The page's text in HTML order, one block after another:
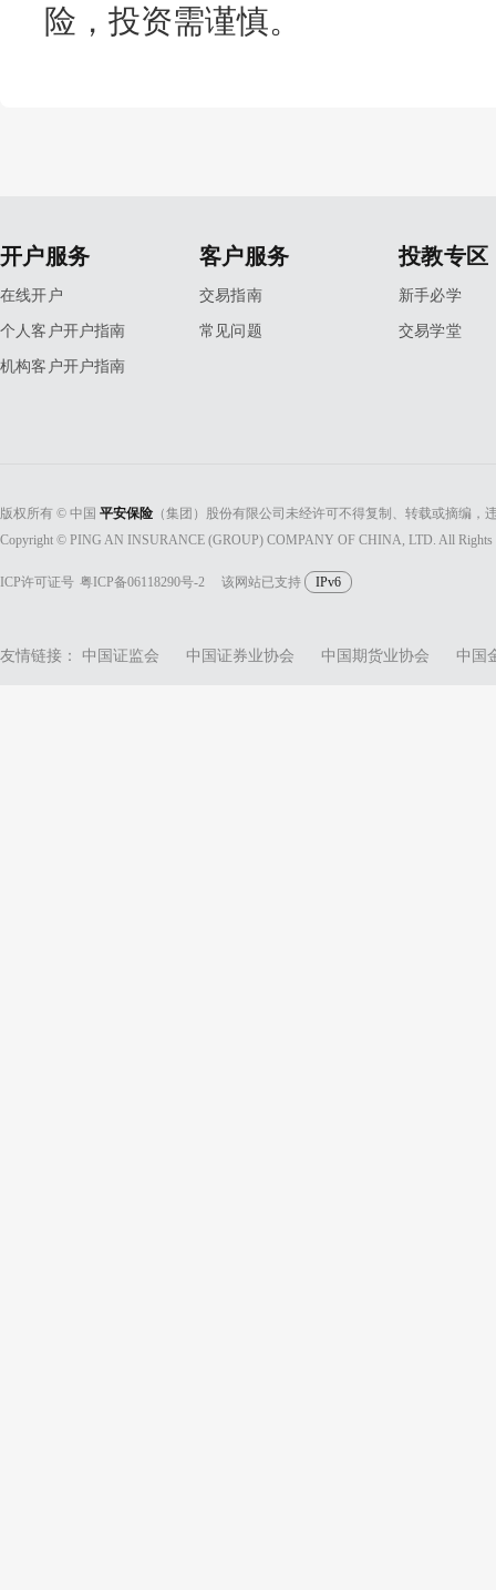
险，投资需谨慎。
开户服务
在线开户
个人客户开户指南
机构客户开户指南
客户服务
交易指南
常见问题
投教专区
新手必学
交易学堂
版权所有 © 中国 平安保险 （集团）股份有限公司未经许可不得复制、转载或摘编，
Copyright © PING AN INSURANCE (GROUP) COMPANY OF CHINA, LTD. All Rights
ICP许可证号 粤ICP备06118290号-2 该网站已支持 IPv6
友情链接： 中国证监会 中国证券业协会 中国期货业协会 中国